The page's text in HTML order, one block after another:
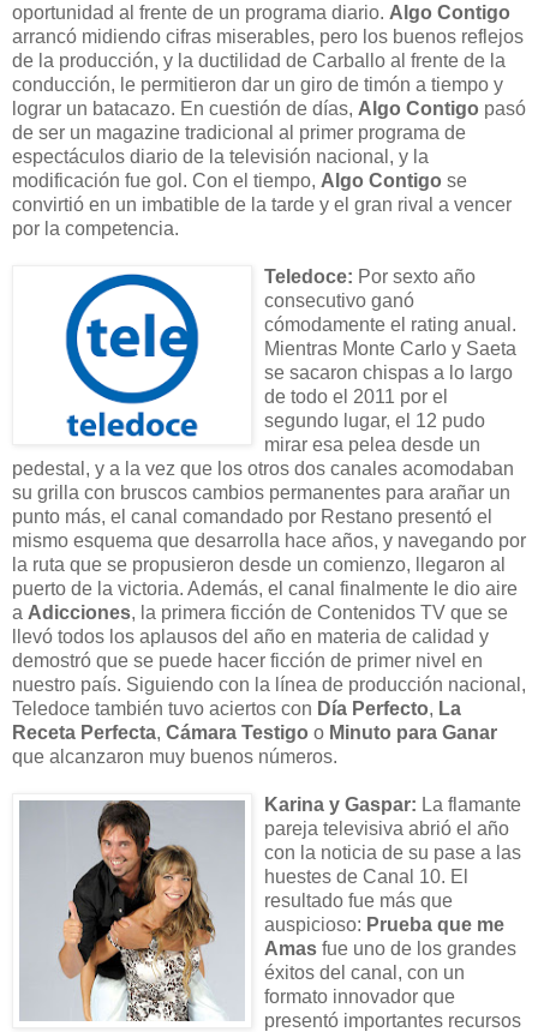
oportunidad al frente de un programa diario. Algo Contigo
arrancó midiendo cifras miserables, pero los buenos reflejos
de la producción, y la ductilidad de Carballo al frente de la
conducción, le permitieron dar un giro de timón a tiempo y
lograr un batacazo. En cuestión de días, Algo Contigo pasó
de ser un magazine tradicional al primer programa de
espectáculos diario de la televisión nacional, y la
modificación fue gol. Con el tiempo, Algo Contigo se
convirtió en un imbatible de la tarde y el gran rival a vencer
por la competencia.
Teledoce: Por sexto año
consecutivo ganó
cómodamente el rating anual.
Mientras Monte Carlo y Saeta
se sacaron chispas a lo largo
de todo el 2011 por el
segundo lugar, el 12 pudo
mirar esa pelea desde un
pedestal, y a la vez que los otros dos canales acomodaban
su grilla con bruscos cambios permanentes para arañar un
punto más, el canal comandado por Restano presentó el
mismo esquema que desarrolla hace años, y navegando por
la ruta que se propusieron desde un comienzo, llegaron al
puerto de la victoria. Además, el canal finalmente le dio aire
a Adicciones, la primera ficción de Contenidos TV que se
llevó todos los aplausos del año en materia de calidad y
demostró que se puede hacer ficción de primer nivel en
nuestro país. Siguiendo con la línea de producción nacional,
Teledoce también tuvo aciertos con Día Perfecto, La
Receta Perfecta, Cámara Testigo o Minuto para Ganar
que alcanzaron muy buenos números.
Karina y Gaspar: La flamante
pareja televisiva abrió el año
con la noticia de su pase a las
huestes de Canal 10. El
resultado fue más que
auspicioso: Prueba que me
Amas fue uno de los grandes
éxitos del canal, con un
formato innovador que
presentó importantes recursos